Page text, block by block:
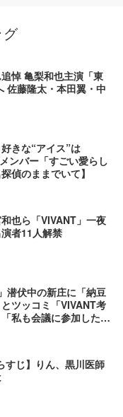
悼 亀梨和也主演「東
佐藤隆太・本田翼・中
きな“アイス”は
ンバー「すごい愛らし
偵のままでいて】
也ら「VIVANT」一夜
者11人解禁
潜伏中の新庄に「納豆
ツッコミ「VIVANT考
私も会議に参加した
すじ】りん、黒川医師